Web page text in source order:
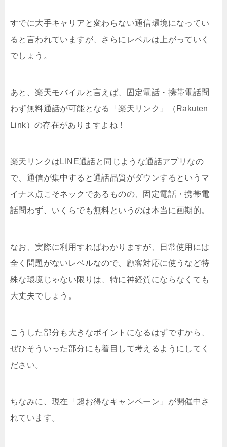
すでに大手キャリアと変わらない通信環境になってい
ると言われていますが、さらにレベルは上がっていく
でしょう。
あと、楽天モバイルと言えば、固定電話・携帯電話問
わず無料通話が可能となる「楽天リンク」（Rakuten
Link）の存在がありますよね！
楽天リンクはLINE通話と同じような通話アプリなの
で、通信が集中すると通話品質がダウンするというマ
イナス点こそネックであるものの、固定電話・携帯電
話問わず、いくらでも無料というのは本当に画期的。
なお、実際に利用すればわかりますが、日常使用には
全く問題がないレベルなので、顧客対応に使うなど特
殊な環境じゃない限りは、特に神経質にならなくても
大丈夫でしょう。
こうした部分も大きなポイントになるはずですから、
ぜひそういった部分にも着目して考えるようにしてく
ださい。
ちなみに、現在「超お得なキャンペーン」が開催中さ
れています。